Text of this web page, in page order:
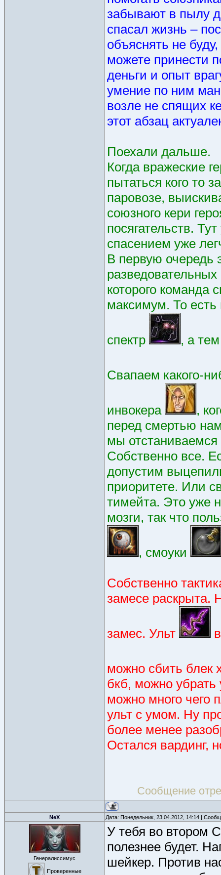
забывают в пылу
спасал жизнь –
объяснять не
можете принести
деньги и опыт
умение по ним
возле не спящих
этот абзац
Поехали дальше.
Когда вражеские
пытаться кого то
паровозе,
союзного кери
посягательств.
спасением уже
В первую очередь
которого команда
максимум. То
спектр , а
Свапаем какого-
инвокера
,
перед смертью
мы
Собственно все.
допустим
приоритете. Или
тимейта. Это уже
мозги, так что
, смоуки
Собственно
замесе
замес. Ульт
можно сбить блек
бкб, можно
можно много чего
ульт с умом. Ну
более менее
Остался вардинг,
Сообщение
NeX Дата: Понедельник, 23.04.2012, 14:14 |
Генералиссимус
Проверенные
У тебя во втором
полезнее будет.
шейкер. Против